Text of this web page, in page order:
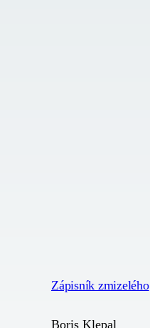
Zápisník zmizelého
Boris Klepal